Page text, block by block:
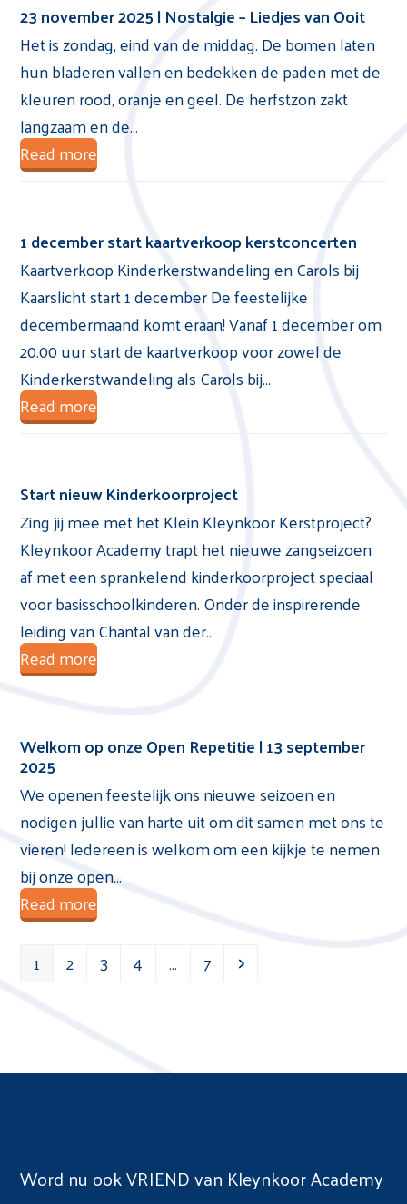
23 november 2025 | Nostalgie – Liedjes van Ooit
Het is zondag, eind van de middag. De bomen laten
hun bladeren vallen en bedekken de paden met de
kleuren rood, oranje en geel. De herfstzon zakt
langzaam en de…
Read more
1 december start kaartverkoop kerstconcerten
Kaartverkoop Kinderkerstwandeling en Carols bij
Kaarslicht start 1 december De feestelijke
decembermaand komt eraan! Vanaf 1 december om
20.00 uur start de kaartverkoop voor zowel de
Kinderkerstwandeling als Carols bij…
Read more
Start nieuw Kinderkoorproject
Zing jij mee met het Klein Kleynkoor Kerstproject?
Kleynkoor Academy trapt het nieuwe zangseizoen
af met een sprankelend kinderkoorproject speciaal
voor basisschoolkinderen. Onder de inspirerende
leiding van Chantal van der…
Read more
Welkom op onze Open Repetitie | 13 september
2025
We openen feestelijk ons nieuwe seizoen en
nodigen jullie van harte uit om dit samen met ons te
vieren! Iedereen is welkom om een kijkje te nemen
bij onze open…
Read more
Page
1 Page
2 Page
3 Page
4 … Page
7 Volgende
Word nu ook VRIEND van Kleynkoor Academy